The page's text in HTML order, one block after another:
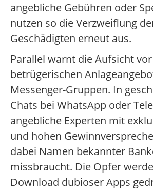
angebliche Gebühren oder
nutzen so die Verzweiflung
Geschädigten erneut aus.
Parallel warnt die Aufsicht vor
betrügerischen
Messenger-Gruppen. In
Chats bei WhatsApp oder
angebliche Experten mit
und hohen
dabei Namen bekannter
missbraucht. Die Opfer
Download dubioser Apps